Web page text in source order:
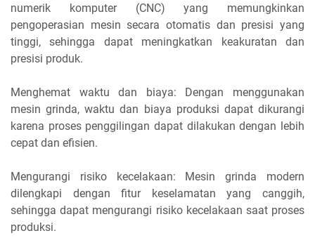
numerik komputer (CNC) yang memungkinkan
pengoperasian mesin secara otomatis dan presisi yang
tinggi, sehingga dapat meningkatkan keakuratan dan
presisi produk.
Menghemat waktu dan biaya: Dengan menggunakan
mesin grinda, waktu dan biaya produksi dapat dikurangi
karena proses penggilingan dapat dilakukan dengan lebih
cepat dan efisien.
Mengurangi risiko kecelakaan: Mesin grinda modern
dilengkapi dengan fitur keselamatan yang canggih,
sehingga dapat mengurangi risiko kecelakaan saat proses
produksi.